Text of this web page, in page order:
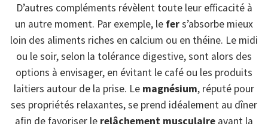
D’autres compléments révèlent toute leur efficacité à
un autre moment. Par exemple, le fers’absorbe mieux
loin des aliments riches en calcium ou en théine. Le midi
ou le soir, selon la tolérance digestive, sont alors des
options à envisager, en évitant le café ou les produits
laitiers autour de la prise. Le magnésium, réputé pour
ses propriétés relaxantes, se prend idéalement au dîner
afin de favoriser le relâchement musculaire avant la